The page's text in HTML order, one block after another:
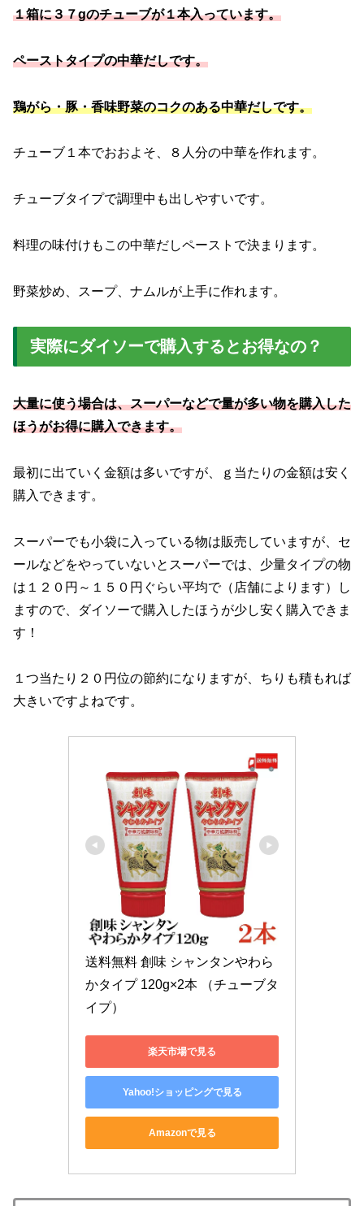
１箱に３７gのチューブが１本入っています。
ペーストタイプの中華だしです。
鶏がら・豚・香味野菜のコクのある中華だしです。
チューブ１本でおおよそ、８人分の中華を作れます。
チューブタイプで調理中も出しやすいです。
料理の味付けもこの中華だしペーストで決まります。
野菜炒め、スープ、ナムルが上手に作れます。
実際にダイソーで購入するとお得なの？
大量に使う場合は、スーパーなどで量が多い物を購入した
ほうがお得に購入できます。
最初に出ていく金額は多いですが、ｇ当たりの金額は安く
購入できます。
スーパーでも小袋に入っている物は販売していますが、セ
ールなどをやっていないとスーパーでは、少量タイプの物
は１２０円～１５０円ぐらい平均で（店舗によります）し
ますので、ダイソーで購入したほうが少し安く購入できま
す！
１つ当たり２０円位の節約になりますが、ちりも積もれば
大きいですよねです。
送料無料 創味 シャンタンやわら
かタイプ 120g×2本 （チューブタ
イプ）
楽天市場で見る
Yahoo!ショッピングで見る
Amazonで見る